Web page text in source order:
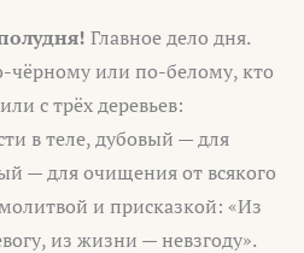
Главное дело дня.
или по-белому, кто
с трёх деревьев:
в теле, дубовый — для
— для очищения от всякого
и присказкой: «Из
из жизни — невзгоду».